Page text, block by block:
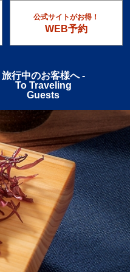
公式サイトがお得！
WEB予約
旅行中のお客様へ -
To Traveling
Guests